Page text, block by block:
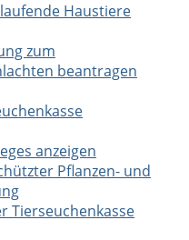
Haustiere
zum
beantragen
anzeigen
Pflanzen- und
Tierseuchenkasse